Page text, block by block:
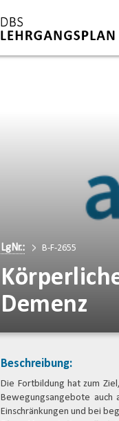
LgNr.: B-F-2655
Demenz
Beschreibung:
Die Fortbildung hat zum
Bewegungsangebote
Einschränkungen und bei